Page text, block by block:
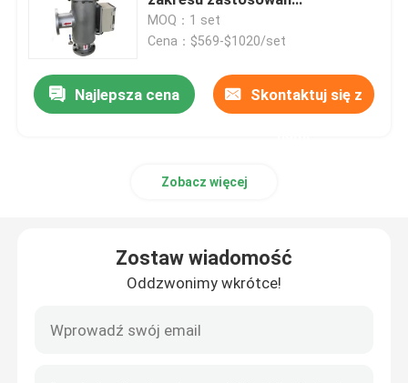
Przemysłowe filtry kasetowe
Obudowa filtra z wieloma wkładami
Ekran z drutu klinowego
Klinowe kosze druciane
filtracyjnych
MOQ：1 set
Cena：$569-$1020/set
Najlepsza cena Skontaktuj się z
Zobacz więcej
Zostaw wiadomość
Oddzwonimy wkrótce!